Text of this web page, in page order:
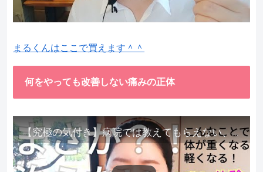
まるくんはここで買えます＾＾
何をやっても改善しない痛みの正体
【究極の気付き】病院では教えてもらえない、その長年悩んできた痛み、症状、どうして治らないのか？痛みの正体、実際に今すぐ試して知ってほしい。